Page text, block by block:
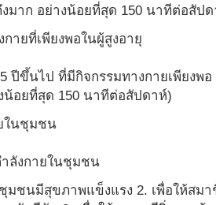
มาก อย่างน้อยที่สุด 150 นาทีต่อสัป
ายที่เพียงพอในผู้สูงอายุ
ปีขึ้นไป ที่มีกิจกรรมทางกายเพียงพอ
น้อยที่สุด 150 นาทีต่อสัปดาห์)
ในชุมชน
ลังกายในชุมชน
มชนมีสุขภาพแข็งแรง 2. เพื่อให้สม